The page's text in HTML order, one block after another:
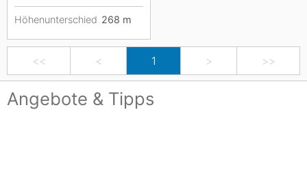
Höhenunterschied 268 m
<< < 1 > >>
Angebote & Tipps